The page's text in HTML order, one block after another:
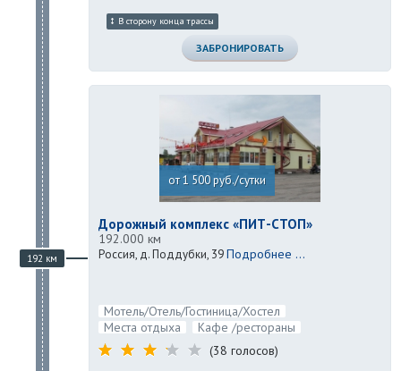
В сторону конца трассы
ЗАБРОНИРОВАТЬ
192 км
от 1 500 руб./сутки
Дорожный комплекс «ПИТ-СТОП»
192.000 км
Россия, д. Поддубки, 39Подробнее ...
Мотель/Отель/Гостиница/Хостел
Места отдыха
Кафе /рестораны
(38 голосов)